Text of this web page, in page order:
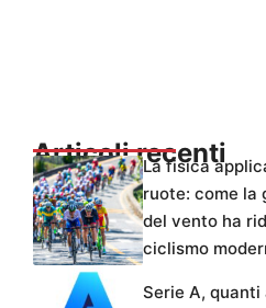
Articoli recenti
La fisica
ruote: come la
del vento ha
ciclismo
Serie A,